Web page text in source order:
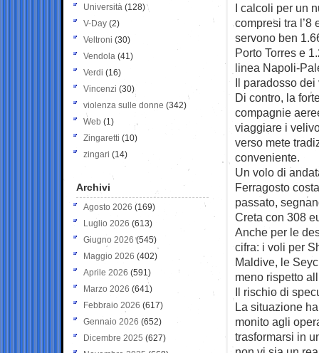
I calcoli per un
compresi tra l’8
servono ben
Porto Torres e
linea Napoli-
Il paradosso dei
Di contro, la
compagnie
viaggiare i
verso mete
conveniente.
Un volo di
Ferragosto
passato,
Creta con 308
Anche per le
cifra: i voli per
Maldive, le
meno rispetto
Il rischio di
La situazione
monito agli
trasformarsi in
Università (128)
V-Day (2)
Veltroni (30)
Vendola (41)
Verdi (16)
Vincenzi (30)
violenza sulle donne (342)
Web (1)
Zingaretti (10)
zingari (14)
Archivi
Agosto 2026 (169)
Luglio 2026 (613)
Giugno 2026 (545)
Maggio 2026 (402)
Aprile 2026 (591)
Marzo 2026 (641)
Febbraio 2026 (617)
Gennaio 2026 (652)
Dicembre 2025 (627)